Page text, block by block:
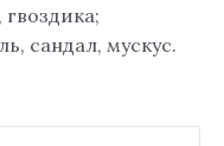
сандал, мускус.